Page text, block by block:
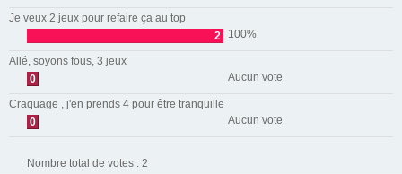
Je veux 2 jeux pour refaire ça au top
2
100%
Allé, soyons fous, 3 jeux
0
Aucun vote
Craquage , j'en prends 4 pour être tranquille
0
Aucun vote
Nombre total de votes : 2